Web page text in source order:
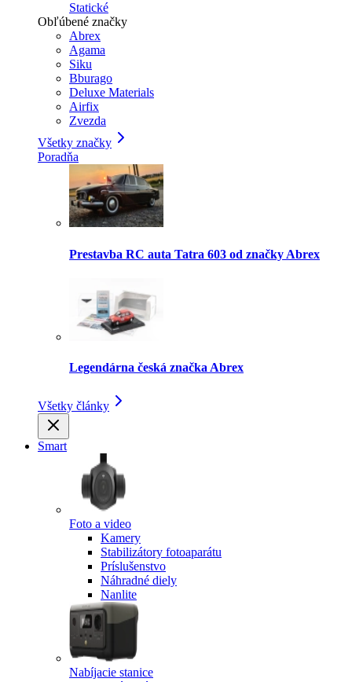
Statické
Obľúbené značky
Abrex
Agama
Siku
Bburago
Deluxe Materials
Airfix
Zvezda
Všetky značky
Poradňa
Prestavba RC auta Tatra 603 od značky Abrex
Legendárna česká značka Abrex
Všetky články
Smart
Foto a video
Kamery
Stabilizátory fotoaparátu
Príslušenstvo
Náhradné diely
Nanlite
Nabíjacie stanice